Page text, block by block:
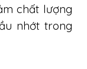
chất lượng
nhớt trong